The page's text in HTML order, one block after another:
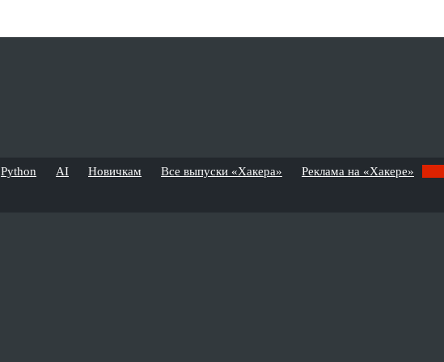
Python AI Новичкам Все выпуски «Хакера» Реклама на «Хакере»